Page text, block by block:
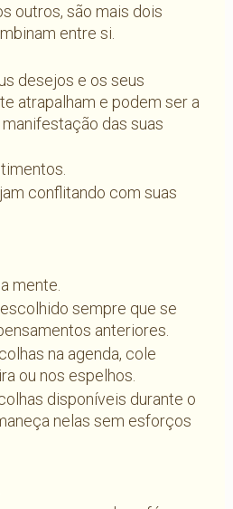
outros, são mais dois
entre si.
desejos e os seus
atrapalham e podem ser a
das suas
conflitando com suas
mente.
sempre que se
anteriores.
na agenda, cole
ou nos espelhos.
disponíveis durante o
nelas sem esforços